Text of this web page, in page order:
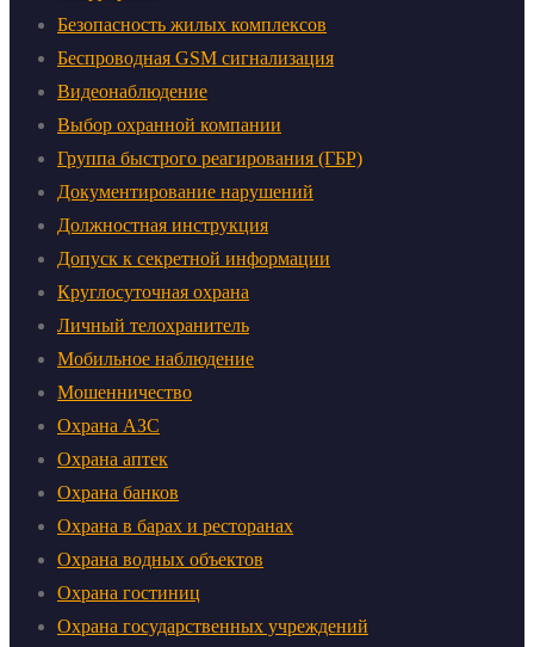
Безопасность жилых комплексов
Беспроводная GSM сигнализация
Видеонаблюдение
Выбор охранной компании
Группа быстрого реагирования (ГБР)
Документирование нарушений
Должностная инструкция
Допуск к секретной информации
Круглосуточная охрана
Личный телохранитель
Мобильное наблюдение
Мошенничество
Охрана АЗС
Охрана аптек
Охрана банков
Охрана в барах и ресторанах
Охрана водных объектов
Охрана гостиниц
Охрана государственных учреждений